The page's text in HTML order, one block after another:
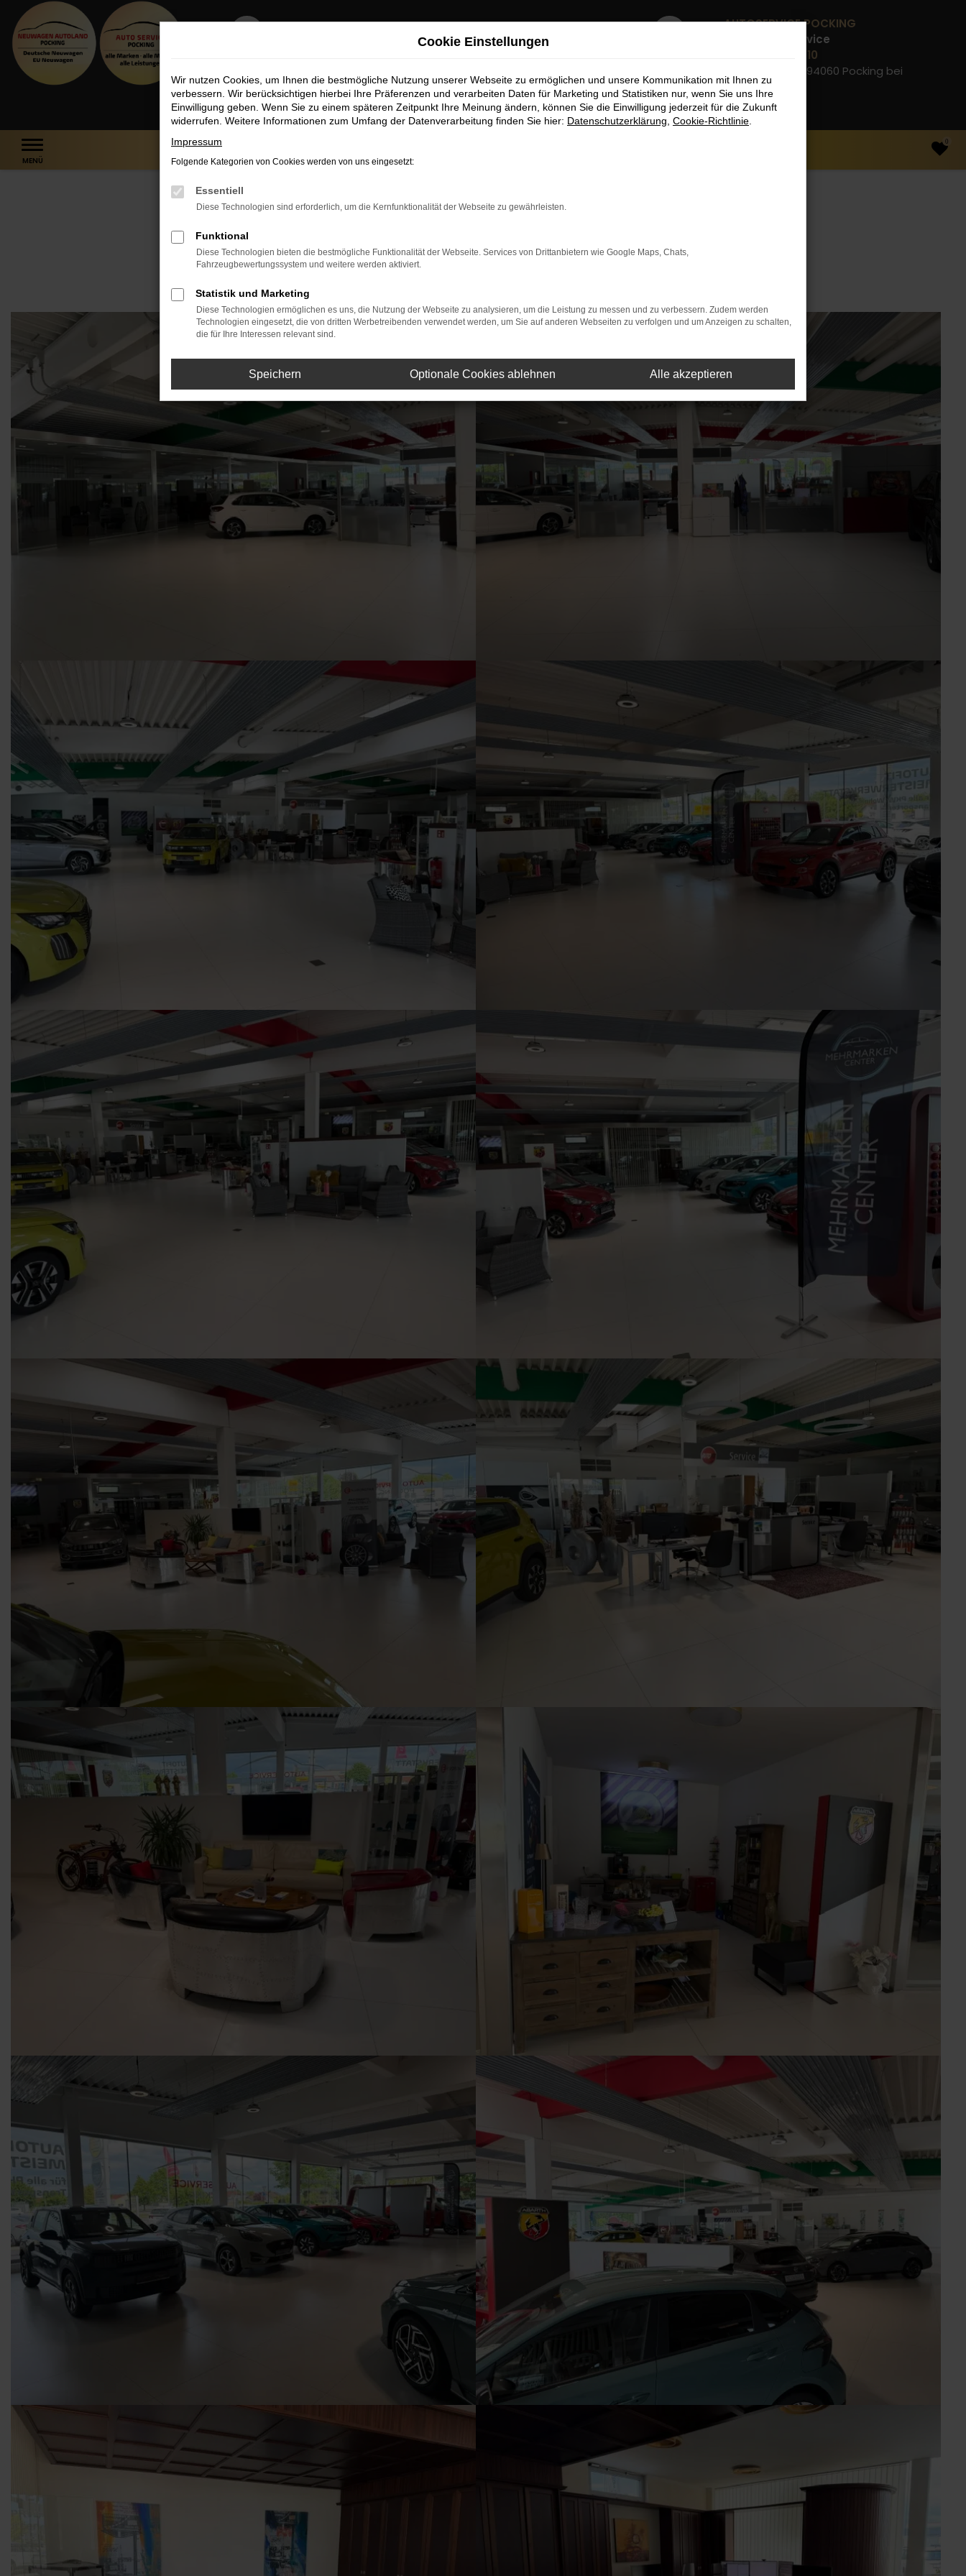
Zum
Hauptinhalt
springen
NEUWAGEN
AUTOLAND in Pocking
08531 910 99 48
Gewerbering 2, 94060
Pocking bei Passau
UNFALLNOTRUF
Jetzt anrufen - wir
08531 910 99 27
AUTOSERVICE POCKING
Werkstatt-Service
08531 910 99 10
Gewerbering 2, 94060 Pocking bei
Passau
MENÜ
0
Bildergalerie
BILDERGALERIE
Cookie Einstellungen
Wir nutzen Cookies, um Ihnen die bestmögliche Nutzung unserer Webseite zu ermöglichen und unsere Kommunikation mit Ihnen zu
verbessern. Wir berücksichtigen hierbei Ihre Präferenzen und verarbeiten Daten für Marketing und Statistiken nur, wenn Sie uns Ihre
Einwilligung geben. Wenn Sie zu einem späteren Zeitpunkt Ihre Meinung ändern, können Sie die Einwilligung jederzeit für die Zukunft
widerrufen. Weitere Informationen zum Umfang der Datenverarbeitung finden Sie hier: Datenschutzerklärung Cookie-Richtlinie
Impressum
Folgende Kategorien von Cookies werden von uns eingesetzt:
Essentiell
Diese Technologien sind erforderlich, um die Kernfunktionalität der Webseite zu gewährleisten.
Funktional
Diese Technologien bieten die bestmögliche Funktionalität der Webseite. Services von Drittanbietern wie Google Maps, Chats,
Fahrzeugbewertungssystem und weitere werden aktiviert.
Statistik und Marketing
Diese Technologien ermöglichen es uns, die Nutzung der Webseite zu analysieren, um die Leistung zu messen und zu verbessern. Zudem werden
Technologien eingesetzt, die von dritten Werbetreibenden verwendet werden, um Sie auf anderen Webseiten zu verfolgen und um Anzeigen zu schalten,
die für Ihre Interessen relevant sind.
Speichern Optionale Cookies ablehnen Alle akzeptieren